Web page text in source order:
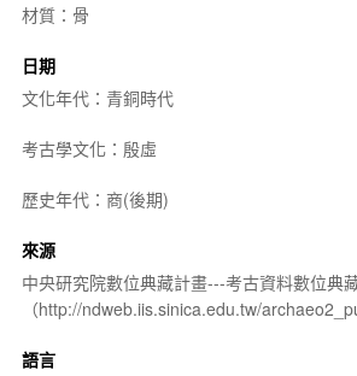
材質：骨
日期
文化年代：青銅時代
考古學文化：殷虛
歷史年代：商(後期)
來源
中央研究院數位典藏計畫---考古資料數位典
（http://ndweb.iis.sinica.edu.tw/
語言